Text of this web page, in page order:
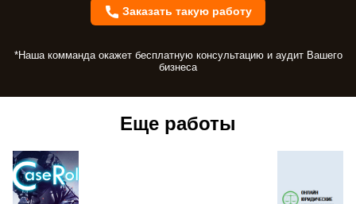
Заказать такую работу
*Наша комманда окажет бесплатную консультацию и аудит Вашего
бизнеса
Еще работы